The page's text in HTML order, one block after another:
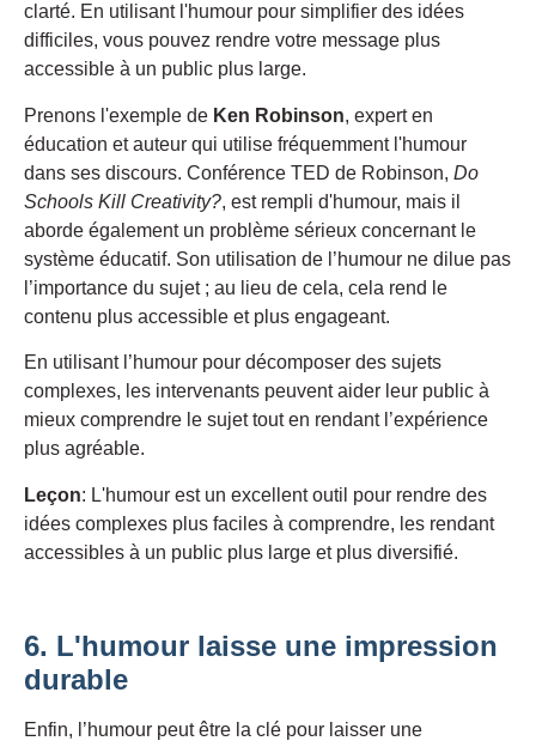
clarté. En utilisant l'humour pour simplifier des idées
difficiles, vous pouvez rendre votre message plus
accessible à un public plus large.
Prenons l'exemple de Ken Robinson, expert en
éducation et auteur qui utilise fréquemment l'humour
dans ses discours. Conférence TED de Robinson, Do
Schools Kill Creativity?, est rempli d'humour, mais il
aborde également un problème sérieux concernant le
système éducatif. Son utilisation de l’humour ne dilue pas
l’importance du sujet ; au lieu de cela, cela rend le
contenu plus accessible et plus engageant.
En utilisant l’humour pour décomposer des sujets
complexes, les intervenants peuvent aider leur public à
mieux comprendre le sujet tout en rendant l’expérience
plus agréable.
Leçon: L'humour est un excellent outil pour rendre des
idées complexes plus faciles à comprendre, les rendant
accessibles à un public plus large et plus diversifié.
6. L'humour laisse une impression
durable
Enfin, l’humour peut être la clé pour laisser une